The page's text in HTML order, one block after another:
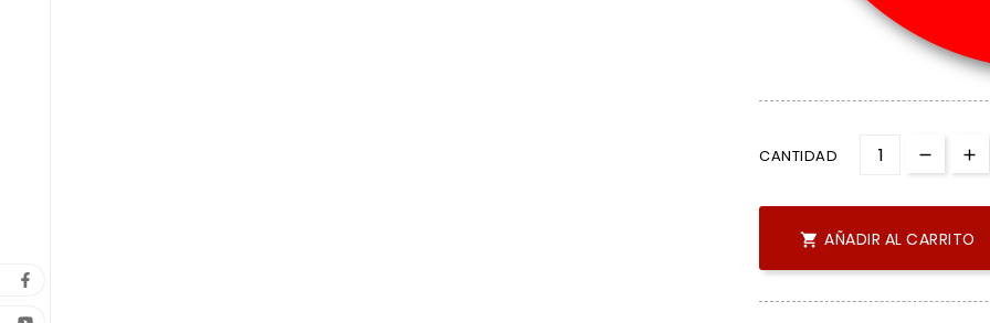
CANTIDAD
 AÑADIR AL CARRITO